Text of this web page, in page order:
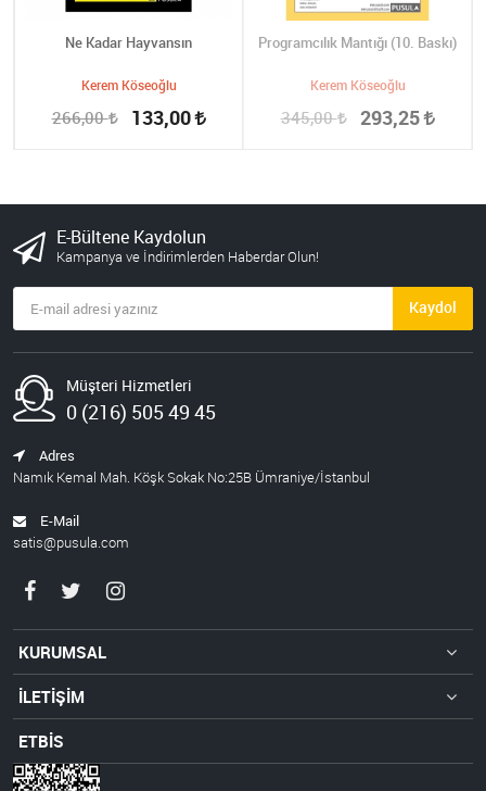
Ne Kadar Hayvansın
Kerem Köseoğlu
266,00 133,00
Programcılık Mantığı (10. Baskı)
Kerem Köseoğlu
345,00 293,25
E-Bültene Kaydolun
Kampanya ve İndirimlerden Haberdar Olun!
Kaydol
Müşteri Hizmetleri
0 (216) 505 49 45
Adres
Namık Kemal Mah. Köşk Sokak No:25B Ümraniye/İstanbul
E-Mail
satis@pusula.com
KURUMSAL
İLETİŞİM
ETBİS